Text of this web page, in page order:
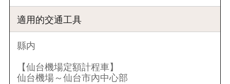
適用的交通工具
縣内
【仙台機場定額計程車】
仙台機場～仙台市內中心部